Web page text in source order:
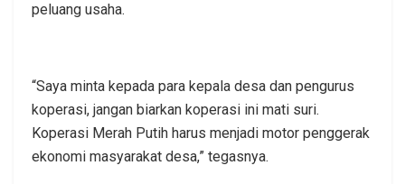
peluang usaha.
“Saya minta kepada para kepala desa dan pengurus
koperasi, jangan biarkan koperasi ini mati suri.
Koperasi Merah Putih harus menjadi motor penggerak
ekonomi masyarakat desa,” tegasnya.